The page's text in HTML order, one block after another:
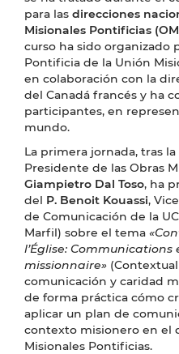
para las direcciones
Misionales Pontificias
curso ha sido organizado
Pontificia de la Unión
en colaboración con la
del Canadá francés y ha
participantes, en
mundo.
La primera jornada, tras
Presidente de las Obras
Giampietro Dal Toso, ha
del P. Benoit Kouassi,
de Comunicación de la
Marfil) sobre el tema
l’Église:
missionnaire»
comunicación y caridad
de forma práctica cómo
aplicar un plan de
contexto misionero en el
Misionales Pontificias.